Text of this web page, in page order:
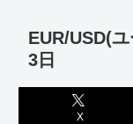
EUR/USD(
3日
X